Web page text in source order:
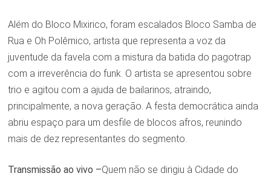
Além do Bloco Mixirico, foram escalados Bloco Samba de
Rua e Oh Polêmico, artista que representa a voz da
juventude da favela com a mistura da batida do pagotrap
com a irreverência do funk. O artista se apresentou sobre
trio e agitou com a ajuda de bailarinos, atraindo,
principalmente, a nova geração. A festa democrática ainda
abriu espaço para um desfile de blocos afros, reunindo
mais de dez representantes do segmento.
Transmissão ao vivo –Quem não se dirigiu à Cidade do